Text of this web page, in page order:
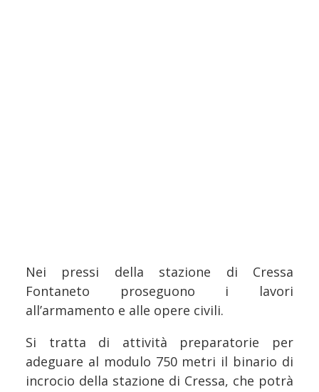
Nei pressi della stazione di Cressa
Fontaneto proseguono i lavori
all’armamento e alle opere civili.
Si tratta di attività preparatorie per
adeguare al modulo 750 metri il binario di
incrocio della stazione di Cressa, che potrà